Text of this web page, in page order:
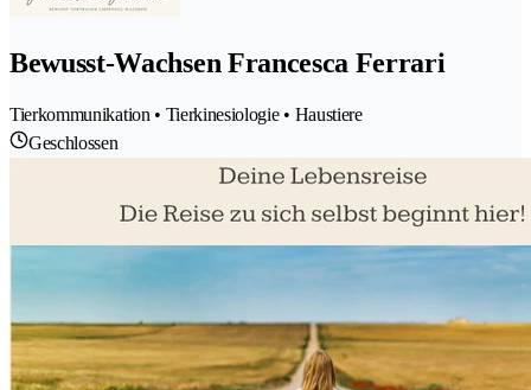
Bewusst-Wachsen Francesca Ferrari
Tierkommunikation • Tierkinesiologie • Haustiere
Geschlossen